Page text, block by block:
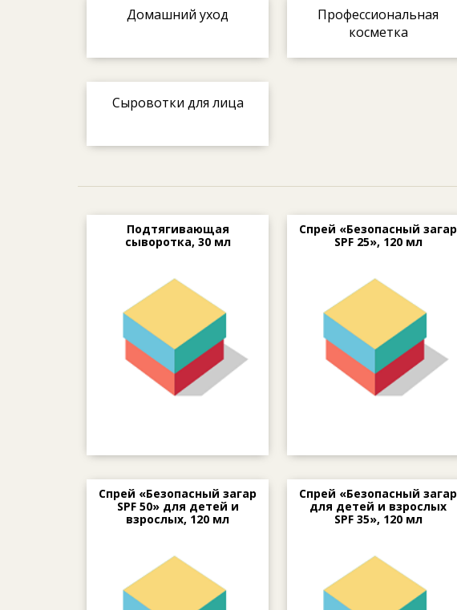
Домашний уход
Профессиональная
косметка
Сыровотки для лица
Подтягивающая
сыворотка, 30 мл
Спрей «Безопасный загар
SPF 25», 120 мл
Спрей «Безопасный загар
SPF 50» для детей и
взрослых, 120 мл
Спрей «Безопасный загар
для детей и взрослых
SPF 35», 120 мл